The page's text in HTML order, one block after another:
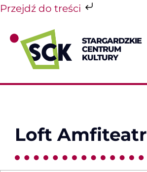
Przejdź do treści
do
zawartości
STARGARDZKIE
CENTRUM
KULTURY
Loft Amfiteatr